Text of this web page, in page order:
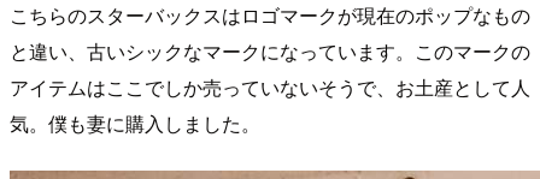
こちらのスターバックスはロゴマークが現在のポップなもの
と違い、古いシックなマークになっています。このマークの
アイテムはここでしか売っていないそうで、お土産として人
気。僕も妻に購入しました。